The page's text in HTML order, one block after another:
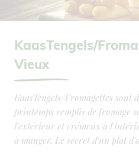
KaasTengels/
Vieux
KaasTengels/Fromagettes sont
printemps remplis de fromage
l'extérieur et crémeux à
à manger. Le secret d'un plat